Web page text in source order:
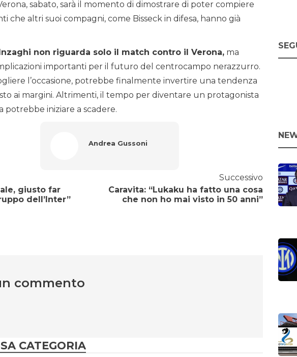
sabato, sarà il momento di dimostrare di poter compiere
che altri suoi compagni, come Bisseck in difesa, hanno già
non riguarda solo il match contro il Verona, ma
importanti per il futuro del centrocampo nerazzurro.
l’occasione, potrebbe finalmente invertire una tendenza
ai margini. Altrimenti, il tempo per diventare un protagonista
potrebbe iniziare a scadere.
Andrea Gussoni
giusto far
dell’Inter”
Successivo
Caravita: “Lukaku ha fatto una cosa
che non ho mai visto in 50 anni”
commento
CATEGORIA